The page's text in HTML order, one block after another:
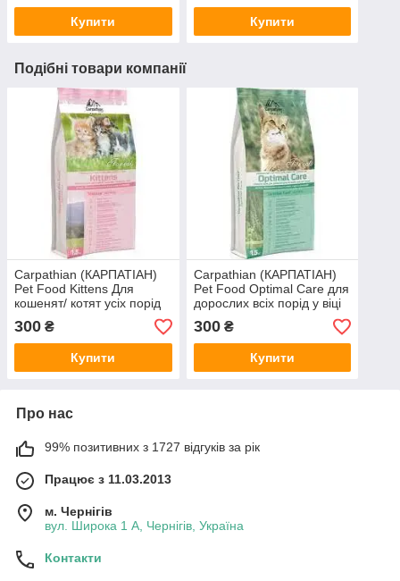
Купити Купити
Подібні товари компанії
Carpathian (КАРПАТІАН)
Pet Food Kittens Для
кошенят/ котят усіх порід
1,5 кг (КіТТЕНС)
300 ₴
Купити
Carpathian (КАРПАТІАН)
Pet Food Optimal Care для
дорослих всіх порід у віці
від 1 до 7 років,1,5 кг
300₴
Купити
Про нас
99% позитивних з 1727 відгуків за рік
Працює з 11.03.2013
м. Чернігів
вул. Широка 1 А, Чернігів, Україна
Контакти